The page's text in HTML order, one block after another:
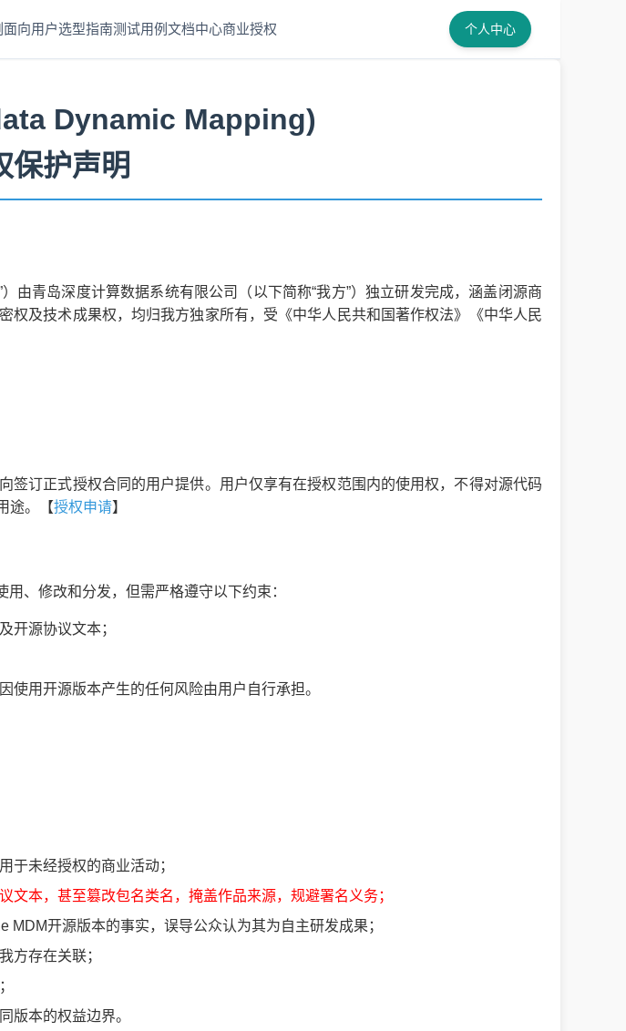
面向用户选型指南测试用例文档中心商业授权 个人中心
Dynamic Mapping)
保护声明
由青岛深度计算数据系统有限公司（以下简称“我方”）独立研发完成，涵盖闭源商
及技术成果权，均归我方独家所有，受《中华人民共和国著作权法》《中华人民
订正式授权合同的用户提供。用户仅享有在授权范围内的使用权，不得对源代码
途。【授权申请】
、修改和分发，但需严格遵守以下约束：
开源协议文本；
使用开源版本产生的任何风险由用户自行承担。
于未经授权的商业活动；
本，甚至篡改包名类名，掩盖作品来源，规避署名义务；
开源版本的事实，误导公众认为其为自主研发成果；
方存在关联；
版本的权益边界。